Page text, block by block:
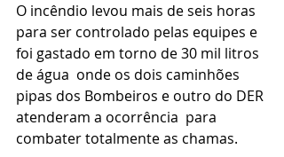
O incêndio levou mais de seis horas
para ser controlado pelas equipes e
foi gastado em torno de 30 mil litros
de água  onde os dois caminhões
pipas dos Bombeiros e outro do DER
atenderam a ocorrência  para
combater totalmente as chamas.